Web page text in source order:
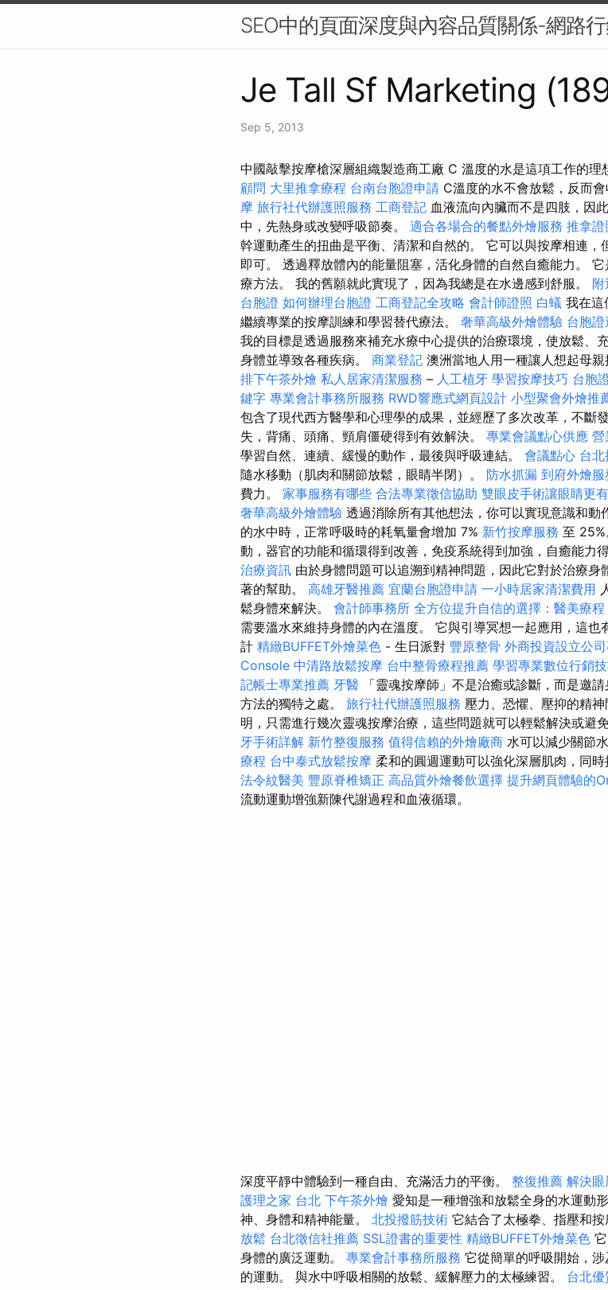
SEO中的頁面深度與內容品質關係-網路
Je Tall Sf Marketing
Sep 5, 2013
中國敲擊按摩槍深層組織製造商工廠 C 溫度的水是這項工作的理
顧問 大里推拿療程 台南台胞證申請 C溫度的水不會放鬆，反而會
摩 旅行社代辦護照服務 工商登記 血液流向內臟而不是四肢，因
中，先熱身或改變呼吸節奏。 適合各場合的餐點外燴服務 推拿
幹運動產生的扭曲是平衡、清潔和自然的。 它可以與按摩相連，
即可。 透過釋放體內的能量阻塞，活化身體的自然自癒能力。
療方法。 我的舊願就此實現了，因為我總是在水邊感到舒服。
台胞證 如何辦理台胞證 工商登記全攻略 會計師證照 白蟻 我在這
繼續專業的按摩訓練和學習替代療法。 奢華高級外燴體驗 台胞
我的目標是透過服務來補充水療中心提供的治療環境，使放鬆、
身體並導致各種疾病。 商業登記 澳洲當地人用一種讓人想起母
排下午茶外燴 私人居家清潔服務 – 人工植牙 學習按摩技巧 台胞
鍵字 專業會計事務所服務 RWD響應式網頁設計 小型聚會外燴推
包含了現代西方醫學和心理學的成果，並經歷了多次改革，不斷
失，背痛、頭痛、頸肩僵硬得到有效解決。 專業會議點心供應 營
學習自然、連續、緩慢的動作，最後與呼吸連結。 會議點心 台
隨水移動（肌肉和關節放鬆，眼睛半閉）。 防水抓漏 到府外燴
費力。 家事服務有哪些 合法專業徵信協助 雙眼皮手術讓眼睛更
奢華高級外燴體驗 透過消除所有其他想法，你可以實現意識和
的水中時，正常呼吸時的耗氧量會增加 7% 新竹按摩服務 至 25%
動，器官的功能和循環得到改善，免疫系統得到加強，自癒能力
治療資訊 由於身體問題可以追溯到精神問題，因此它對於治療
著的幫助。 高雄牙醫推薦 宜蘭台胞證申請 一小時居家清潔費用
鬆身體來解決。 會計師事務所 全方位提升自信的選擇：醫美療程
需要溫水來維持身體的內在溫度。 它與引導冥想一起應用，這
計 精緻BUFFET外燴菜色 - 生日派對 豐原整骨 外商投資設立公
Console 中清路放鬆按摩 台中整骨療程推薦 學習專業數位行銷
記帳士專業推薦 牙醫 「靈魂按摩師」不是治癒或診斷，而是邀
方法的獨特之處。 旅行社代辦護照服務 壓力、恐懼、壓抑的精
明，只需進行幾次靈魂按摩治療，這些問題就可以輕鬆解決或避
牙手術詳解 新竹整復服務 值得信賴的外燴廠商 水可以減少關節
療程 台中泰式放鬆按摩 柔和的圓週運動可以強化深層肌肉，同時
法令紋醫美 豐原脊椎矯正 高品質外燴餐飲選擇 提升網頁體驗的
流動運動增強新陳代謝過程和血液循環。
深度平靜中體驗到一種自由、充滿活力的平衡。 整復推薦 解決眼
護理之家 台北 下午茶外燴 愛知是一種增強和放鬆全身的水運動
神、身體和精神能量。 北投撥筋技術 它結合了太極拳、指壓和
放鬆 台北徵信社推薦 SSL證書的重要性 精緻BUFFET外燴菜色
身體的廣泛運動。 專業會計事務所服務 它從簡單的呼吸開始，
的運動。 與水中呼吸相關的放鬆、緩解壓力的太極練習。 台北